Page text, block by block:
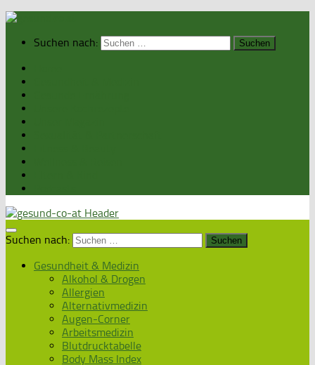
Suchen nach:
Suchen nach:
Gesundheit & Medizin
Alkohol & Drogen
Allergien
Alternativmedizin
Augen-Corner
Arbeitsmedizin
Blutdrucktabelle
Body Mass Index